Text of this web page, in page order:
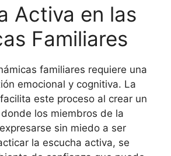
Activa en las
Familiares
familiares requiere una
emocional y cognitiva. La
este proceso al crear un
los miembros de la
sin miedo a ser
la escucha activa, se